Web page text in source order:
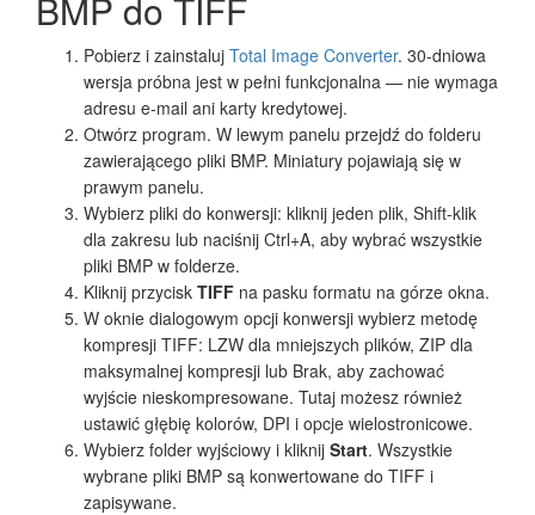
Pobierz i zainstaluj Total Image Converter. 30-dniowa
wersja próbna jest w pełni funkcjonalna — nie wymaga
adresu e-mail ani karty kredytowej.
Otwórz program. W lewym panelu przejdź do folderu
zawierającego pliki BMP. Miniatury pojawiają się w
prawym panelu.
Wybierz pliki do konwersji: kliknij jeden plik, Shift-klik
dla zakresu lub naciśnij Ctrl+A, aby wybrać wszystkie
pliki BMP w folderze.
Kliknij przycisk TIFF na pasku formatu na górze okna.
W oknie dialogowym opcji konwersji wybierz metodę
kompresji TIFF: LZW dla mniejszych plików, ZIP dla
maksymalnej kompresji lub Brak, aby zachować
wyjście nieskompresowane. Tutaj możesz również
ustawić głębię kolorów, DPI i opcje wielostronicowe.
Wybierz folder wyjściowy i kliknij Start. Wszystkie
wybrane pliki BMP są konwertowane do TIFF i
zapisywane.